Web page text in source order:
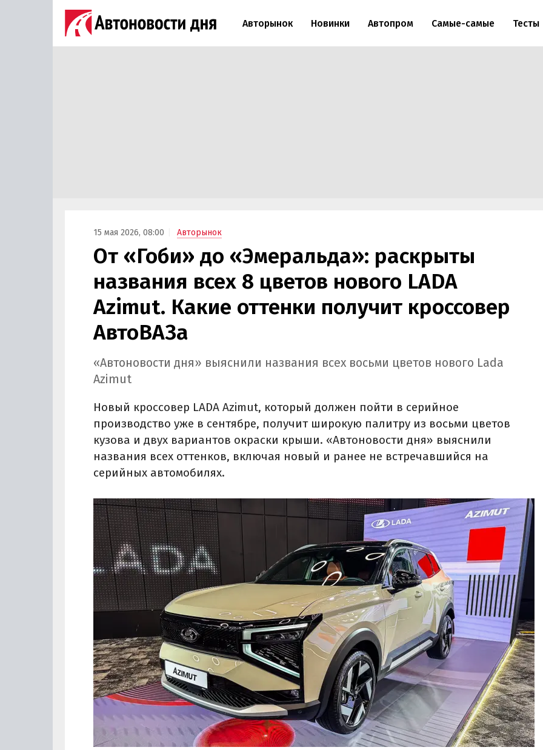
Авторынок Новинки Автопром Самые-самые Тесты
15 мая 2026, 08:00 Авторынок
От «Гоби» до «Эмеральда»: раскрыты
названия всех 8 цветов нового LADA
Azimut. Какие оттенки получит кроссовер
АвтоВАЗа
«Автоновости дня» выяснили названия всех восьми цветов нового Lada
Azimut
Новый кроссовер LADA Azimut, который должен пойти в серийное
производство уже в сентябре, получит широкую палитру из восьми цветов
кузова и двух вариантов окраски крыши. «Автоновости дня» выяснили
названия всех оттенков, включая новый и ранее не встречавшийся на
серийных автомобилях.